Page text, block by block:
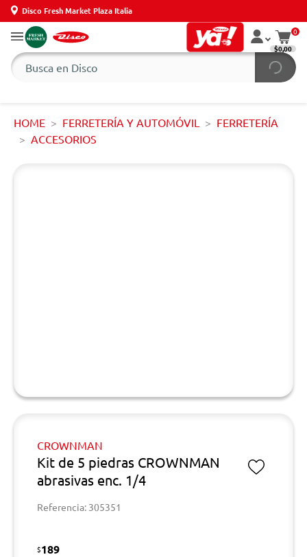
Disco Fresh Market Plaza Italia
0
$0,00
HOME FERRETERÍA Y AUTOMÓVIL
FERRETERÍA
ACCESORIOS
CROWNMAN
Kit de 5 piedras CROWNMAN
abrasivas enc. 1/4
Referencia: 305351
$189